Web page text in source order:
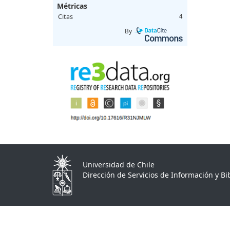
Métricas
Citas 4
By
Universidad de Chile
Dirección de Servicios de Información y